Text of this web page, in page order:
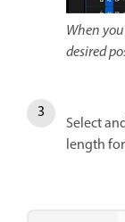
When
desired
Select
length